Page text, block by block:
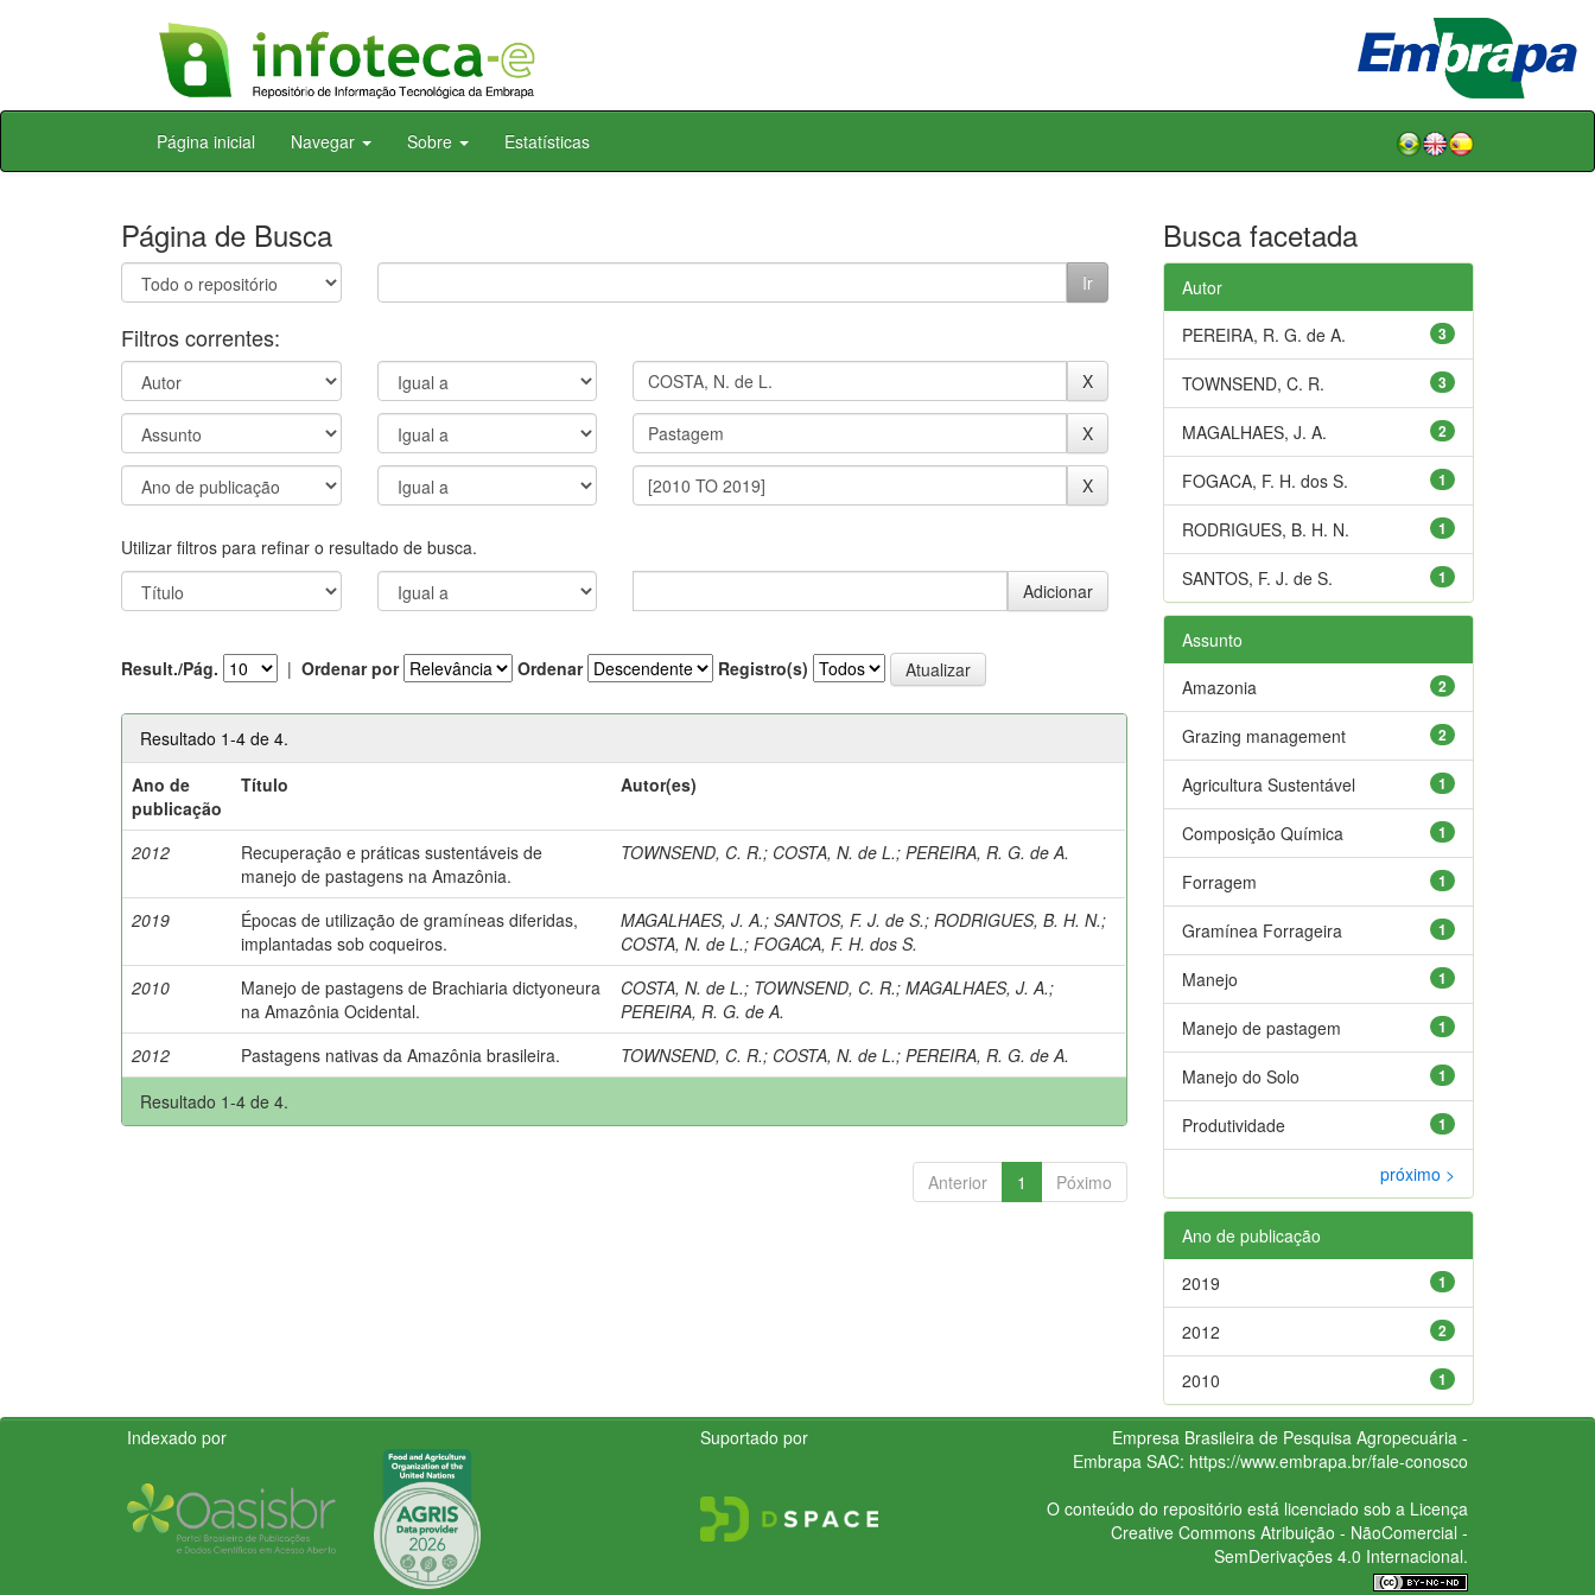
Skip
Página inicial Navegar Sobre Estatísticas
Página de Busca
Filtros correntes:
Utilizar filtros para refinar o resultado de busca.
Result./Pág. | Ordenar por Ordenar Registro(s)
Resultado 1-4 de 4.
Ano de
publicação
Título Autor(es)
2012
Recuperação e práticas sustentáveis de
manejo de pastagens na Amazônia.
TOWNSEND, C. R.; COSTA, N. de L.;PEREIRA, R. G. de A.
2019
Épocas de utilização de gramíneas diferidas,
implantadas sob coqueiros.
MAGALHAES, J. A.;SANTOS, F. J. de S.; RODRIGUES, B. H. N.;
COSTA, N. de L.;FOGACA, F. H. dos S.
2010
Manejo de pastagens de Brachiaria dictyoneura
na Amazônia Ocidental.
COSTA, N. de L.; TOWNSEND, C. R.;MAGALHAES, J. A.;
PEREIRA, R. G. de A.
2012
Pastagens nativas da Amazônia brasileira. TOWNSEND, C. R.; COSTA, N. de L.;PEREIRA, R. G. de A.
Resultado 1-4 de 4.
Anterior 1 Póximo
Busca facetada
Autor
3
PEREIRA, R. G. de A.
3
TOWNSEND, C. R.
2
MAGALHAES, J. A.
1
FOGACA, F. H. dos S.
1
RODRIGUES, B. H. N.
1
SANTOS, F. J. de S.
Assunto
2
Amazonia
2
Grazing management
1
Agricultura Sustentável
1
Composição Química
1
Forragem
1
Gramínea Forrageira
1
Manejo
1
Manejo de pastagem
1
Manejo do Solo
1
Produtividade
próximo >
Ano de publicação
1
2019
2
2012
1
2010
Indexado por Suportado por
Empresa Brasileira de Pesquisa Agropecuária -
Embrapa SAC: https://www.embrapa.br/fale-conosco
O conteúdo do repositório está licenciado sob a Licença
Creative CommonsAtribuição - NãoComercial -
SemDerivações 4.0 Internacional.